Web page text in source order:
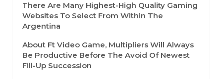
There Are Many Highest-High Quality Gaming
Websites To Select From Within The
Argentina
About Ft Video Game, Multipliers Will Always
Be Productive Before The Avoid Of Newest
Fill-Up Succession